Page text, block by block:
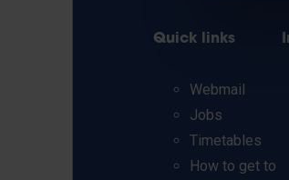
Quick links
Webmail
Jobs
Timetables
How to get to